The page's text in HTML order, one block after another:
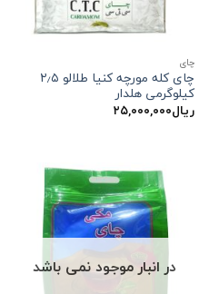
چاي
چای کله مورچه کنیا طلالو ۲٫۵
کیلوگرمی هلدار
ریال۲۵,۰۰۰,۰۰۰
در انبار موجود نمی باشد